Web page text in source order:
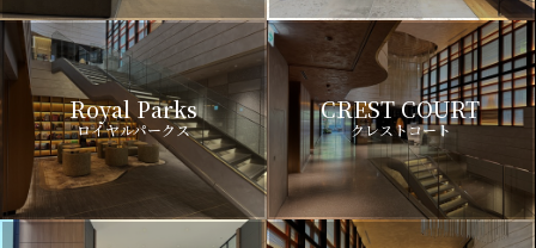
Royal Parks
ロイヤルパークス
CREST COURT
クレストコート